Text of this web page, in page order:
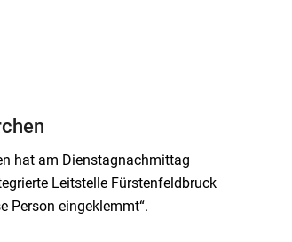
hat am Dienstagnachmittag
Leitstelle Fürstenfeldbruck
Person eingeklemmt“.